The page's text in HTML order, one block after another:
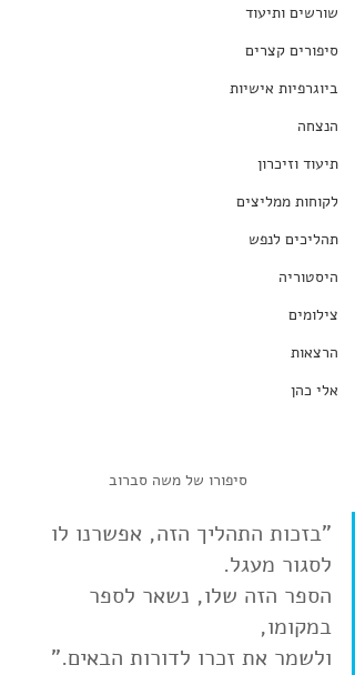
שורשים ותיעוד
סיפורים קצרים
ביוגרפיות אישיות
הנצחה
תיעוד וזיכרון
לקוחות ממליצים
תהליכים לנפש
היסטוריה
צילומים
הרצאות
אלי כהן
סיפורו של משה סברוב
"בזכות התהליך הזה, אפשרנו לו
לסגור מעגל.
הספר הזה שלו, נשאר לספר
במקומו,
ולשמר את זכרו לדורות הבאים."